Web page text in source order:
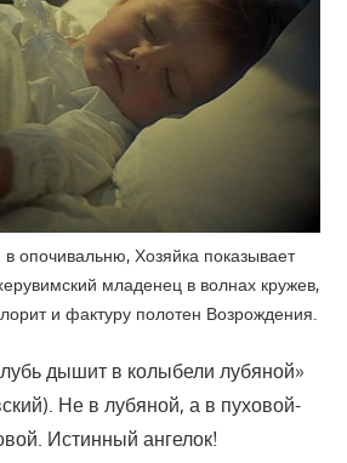
в опочивальню, Хозяйка показывает
младенец в волнах кружев,
и фактуру полотен Возрождения.
дышит в колыбели лубяной»
Не в лубяной, а в пуховой-
Истинный ангелок!